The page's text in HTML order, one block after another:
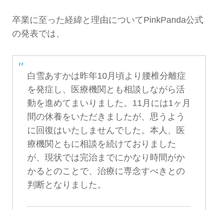
卒業に至った経緯と理由についてPinkPanda公式
の発表では、
白雪あすかは昨年10月頃より腰椎分離症
を発症し、医療機関とも相談しながら活
動を進めてまいりました。11月には1ヶ月
間の休養をいただきましたが、思うよう
に回復はいたしませんでした。本人、医
療機関ともに相談を続けておりました
が、現状では完治までにかなり時間がか
かるとのことで、治療に専念すべきとの
判断となりました。